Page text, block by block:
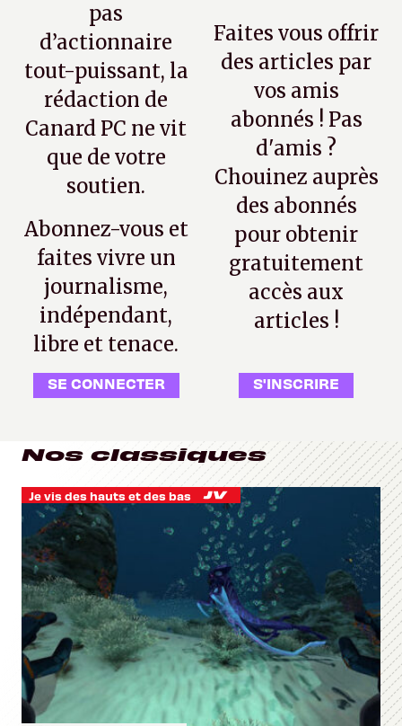
pas
d’actionnaire
tout-puissant, la
rédaction de
Canard PC ne vit
que de votre
soutien.
Abonnez-vous et
faites vivre un
journalisme,
indépendant,
libre et tenace.
SE CONNECTER
Faites vous offrir
des articles par
vos amis
abonnés ! Pas
d'amis ?
Chouinez auprès
des abonnés
pour obtenir
gratuitement
accès aux
articles !
S'INSCRIRE
Nos classiques
Je vis des hauts et des bas